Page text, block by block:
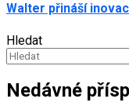
Walter přináší
Hledat
Nedávné